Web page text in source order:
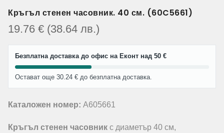
Кръгъл стенен часовник. 40 см. (60C5661)
19.76 € (38.64 лв.)
Безплатна доставка до офис на Еконт над 50 €
Остават още 30.24 € до безплатна доставка.
Каталожен номер: A605661
Кръгъл стенен часовник с диаметър 40 см,